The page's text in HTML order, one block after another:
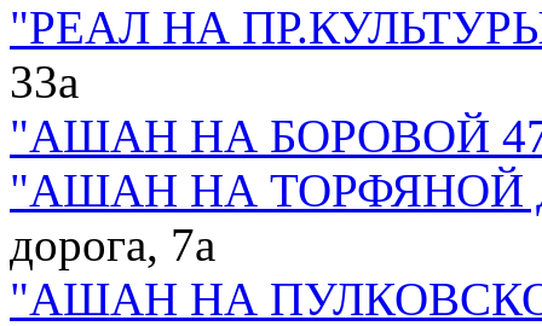
"РЕАЛ НА
33а
"АШАН НА БОРОВОЙ
"АШАН НА ТОРФЯНОЙ
дорога, 7а
"АШАН НА